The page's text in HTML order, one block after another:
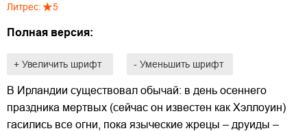
Литрес: 5
Полная версия:
+ Увеличить шрифт - Уменьшить шрифт
В Ирландии существовал обычай: в день осеннего
праздника мертвых (сейчас он известен как Хэллоуин)
гасились все огни, пока языческие жрецы – друиды –